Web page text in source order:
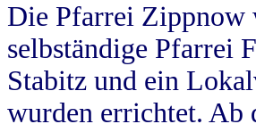
Die Pfarrei Zippnow
selbständige Pfarrei
Stabitz und ein
wurden errichtet. Ab